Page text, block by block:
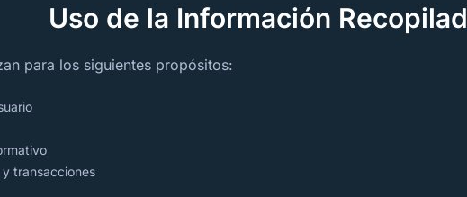
Uso de la Información
para los siguientes propósitos:
transacciones